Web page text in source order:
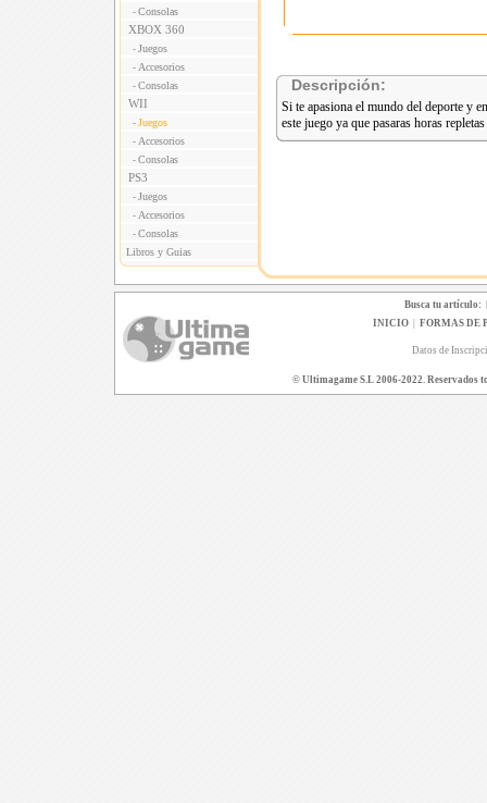
- Consolas
XBOX 360
- Juegos
- Accesorios
- Consolas
WII
- Juegos
- Accesorios
- Consolas
PS3
- Juegos
- Accesorios
- Consolas
Libros y Guias
Descripción:
Si te apasiona el mundo del deporte y
este juego ya que pasaras horas
Busca tu artículo:
INICIO| FORMAS DE
Datos de
© Ultimagame S.L 2006-2022. Reservados